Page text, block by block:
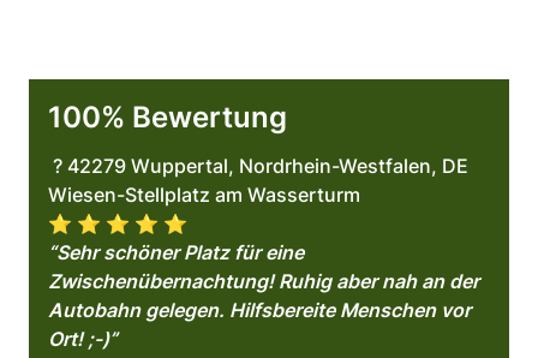
100% Bewertung
? 42279 Wuppertal, Nordrhein-Westfalen, DE
Wiesen-Stellplatz am Wasserturm
⭐️ ⭐️ ⭐️ ⭐️ ⭐️
“Sehr schöner Platz für eine
Zwischenübernachtung! Ruhig aber nah an der
Autobahn gelegen. Hilfsbereite Menschen vor
Ort! ;-)”